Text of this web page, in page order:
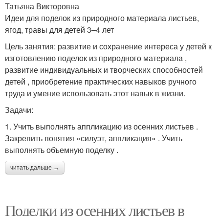
Татьяна Викторовна
Идеи для поделок из природного материала листьев,
ягод, травы для детей 3–4 лет
Цель занятия: развитие и сохранение интереса у детей к
изготовлению поделок из природного материала ,
развитие индивидуальных и творческих способностей
детей , приобретение практических навыков ручного
труда и умение использовать этот навык в жизни.
Задачи:
1. Учить выполнять аппликацию из осенних листьев .
Закрепить понятия «силуэт, аппликация» . Учить
выполнять объемную поделку .
читать дальше →
Поделки из осенних листьев в